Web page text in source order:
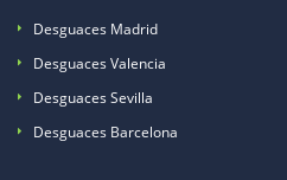
Desguaces Madrid
Desguaces Valencia
Desguaces Sevilla
Desguaces Barcelona